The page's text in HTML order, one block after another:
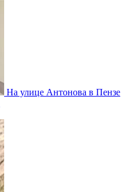
На улице Антонова в Пензе